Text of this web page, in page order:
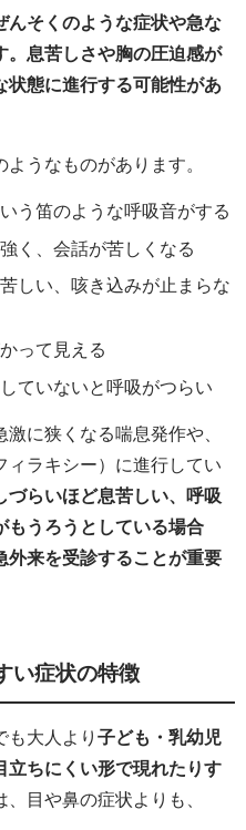
んそくのような症状や急な
。息苦しさや胸の圧迫感が
状態に進行する可能性があ
うなものがあります。
う笛のような呼吸音がする
く、会話が苦しくなる
しい、咳き込みが止まらな
って見える
ていないと呼吸がつらい
に狭くなる喘息発作や、
ィラキシー）に進行してい
づらいほど息苦しい、呼吸
もうろうとしている場合
外来を受診することが重要
い症状の特徴
も大人より 子ども・乳幼児
立ちにくい形で現れたりす
目や鼻の症状よりも、